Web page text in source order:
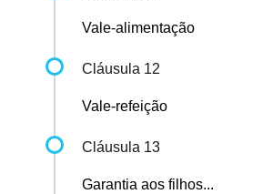
Vale-alimentação
Cláusula 12
Vale-refeição
Cláusula 13
Garantia aos filhos...